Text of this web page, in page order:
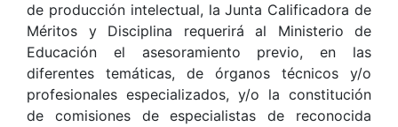
de producción intelectual, la Junta Calificadora de
Méritos y Disciplina requerirá al Ministerio de
Educación el asesoramiento previo, en las
diferentes temáticas, de órganos técnicos y/o
profesionales especializados, y/o la constitución
de comisiones de especialistas de reconocida